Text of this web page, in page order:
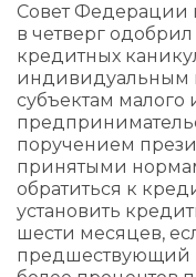
Совет Федерации
в четверг
кредитных
индивидуальным
субъектам малого
поручением
принятыми
обратиться к
установить
шести месяцев,
предшествующий